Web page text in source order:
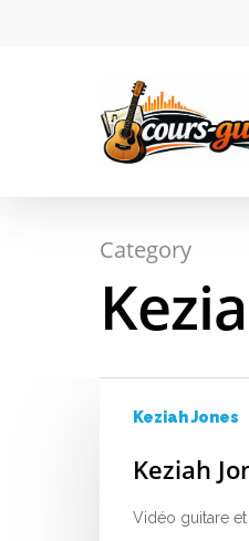
Category
Keziah Jones
Keziah
Vidéo guitare et